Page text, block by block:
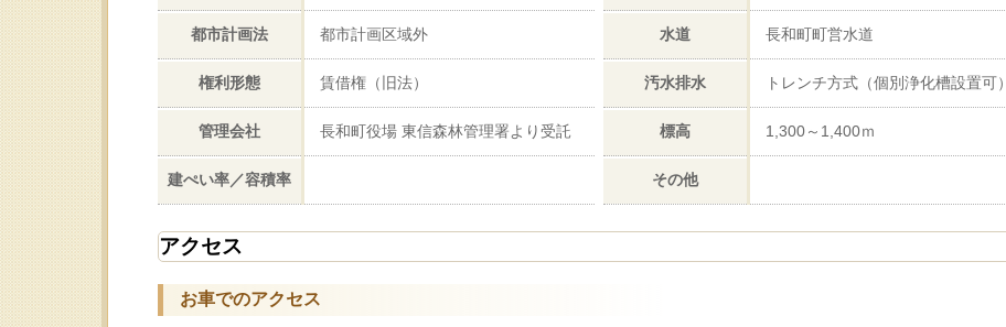
都市計画法 都市計画区域外
権利形態 賃借権（旧法）
管理会社 長和町役場 東信森林管理署より受託
建ぺい率／容積率
水道 長和町町営水道
汚水排水 トレンチ方式（個別浄化槽設置可）
標高 1,300～1,400ｍ
その他
アクセス
お車でのアクセス